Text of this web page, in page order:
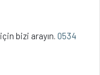
bizi arayın. 0534